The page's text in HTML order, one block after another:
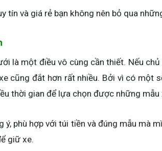
tín và giá rẻ bạn không nên bỏ qua
là một điều vô cùng cần thiết. Nếu
cũng đắt hơn rất nhiều. Bởi vì có một
thời gian để lựa chọn được những mẫu
phù hợp với túi tiền và đúng mẫu mà
giữ xe.